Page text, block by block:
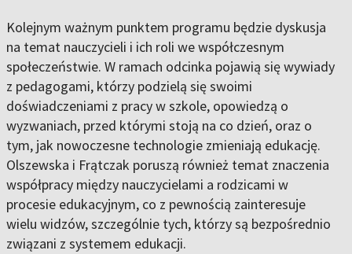
Kolejnym ważnym punktem programu będzie dyskusja
na temat nauczycieli i ich roli we współczesnym
społeczeństwie. W ramach odcinka pojawią się wywiady
z pedagogami, którzy podzielą się swoimi
doświadczeniami z pracy w szkole, opowiedzą o
wyzwaniach, przed którymi stoją na co dzień, oraz o
tym, jak nowoczesne technologie zmieniają edukację.
Olszewska i Frątczak poruszą również temat znaczenia
współpracy między nauczycielami a rodzicami w
procesie edukacyjnym, co z pewnością zainteresuje
wielu widzów, szczególnie tych, którzy są bezpośrednio
związani z systemem edukacji.